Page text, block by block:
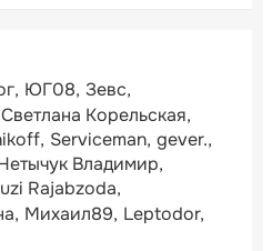
ЮГ08 Зевс
Светлана Корельская
Serviceman gever.
Владимир
Rajabzoda
Михаил89 Leptodor